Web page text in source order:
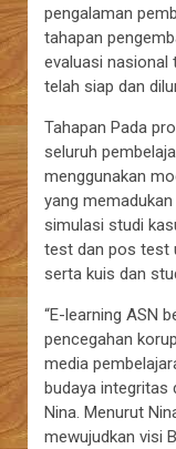
pengalaman
tahapan
evaluasi nasional
telah siap dan
Tahapan Pada
seluruh
menggunakan
yang
simulasi studi
test dan pos test
serta kuis dan
“E-learning ASN
pencegahan
media
budaya integritas
Nina. Menurut
mewujudkan visi